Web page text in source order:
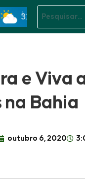
31°C 9 Ago
e Viva
Bahia
outubro 6, 2020